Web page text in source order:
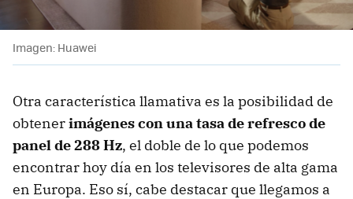
Imagen: Huawei
Otra característica llamativa es la posibilidad de
obtenerimágenes con una tasa de refresco de
panel de 288 Hz, el doble de lo que podemos
encontrar hoy día en los televisores de alta gama
en Europa. Eso sí, cabe destacar que llegamos a